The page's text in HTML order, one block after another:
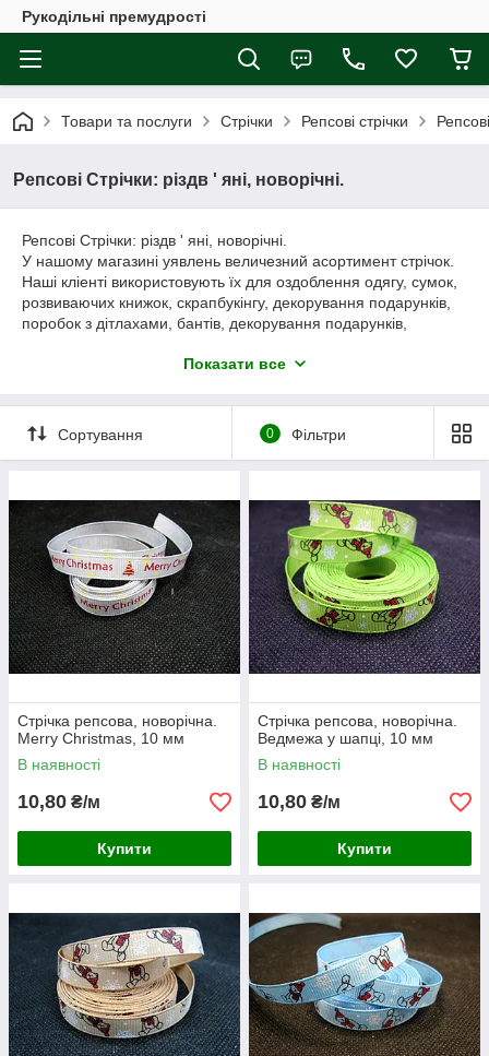
Рукодільні премудрості
Товари та послуги Стрічки Репсові стрічки
Репсові Стрічки: різдв ' яні, новорічні.
Репсові Стрічки: різдв ' яні, новорічні.
У нашому магазині уявлень величезний асортимент стрічок.
Наші кліенті використовують їх для оздоблення одягу, сумок,
розвиваючих книжок, скрапбукінгу, декорування подарунків,
поробок з дітлахами, бантів, декорування подарунків,
Всі стрічки відрізаємо кратно метру. Усі стрічки можна праті
Замовлення приймаються тільки через корзину сайту.
Ми працюємо по передоплаті на карту. Пересилання
Показати все
Сортування 0 Фільтри
Стрічка репсова, новорічна.
Merry Christmas, 10 мм
В наявності
10,80 ₴/м
Купити
Стрічка репсова, новорічна.
Ведмежа у шапці, 10 мм
В наявності
10,80 ₴/м
Купити